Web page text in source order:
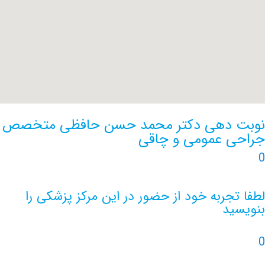
دهی دکتر محمد حسن حافظی متخصص
عمومی و چاقی
خود از حضور در این مرکز پزشکی را